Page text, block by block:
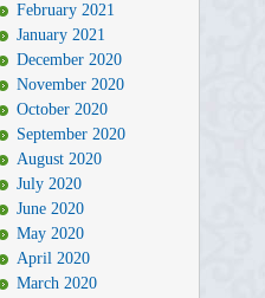
February 2021
January 2021
December 2020
November 2020
October 2020
September 2020
August 2020
July 2020
June 2020
May 2020
April 2020
March 2020